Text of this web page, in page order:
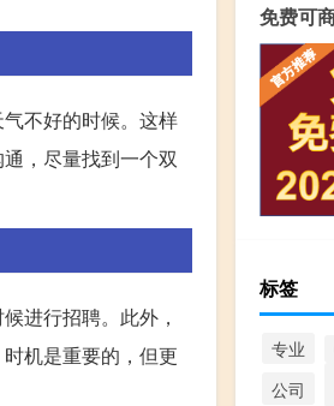
不好的时候。这样
，尽量找到一个双
进行招聘。此外，
机是重要的，但更
免费可
标签
专业
公司